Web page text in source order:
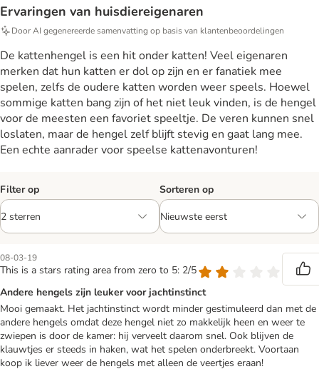
Ervaringen van huisdiereigenaren
Door AI gegenereerde samenvatting op basis van klantenbeoordelingen
De kattenhengel is een hit onder katten! Veel eigenaren
merken dat hun katten er dol op zijn en er fanatiek mee
spelen, zelfs de oudere katten worden weer speels. Hoewel
sommige katten bang zijn of het niet leuk vinden, is de hengel
voor de meesten een favoriet speeltje. De veren kunnen snel
loslaten, maar de hengel zelf blijft stevig en gaat lang mee.
Een echte aanrader voor speelse kattenavonturen!
Filter op Sorteren op
08-03-19
This is a stars rating area from zero to 5: 2/5
Andere hengels zijn leuker voor jachtinstinct
Mooi gemaakt. Het jachtinstinct wordt minder gestimuleerd dan met de
andere hengels omdat deze hengel niet zo makkelijk heen en weer te
zwiepen is door de kamer: hij verveelt daarom snel. Ook blijven de
klauwtjes er steeds in haken, wat het spelen onderbreekt. Voortaan
koop ik liever weer de hengels met alleen de veertjes eraan!